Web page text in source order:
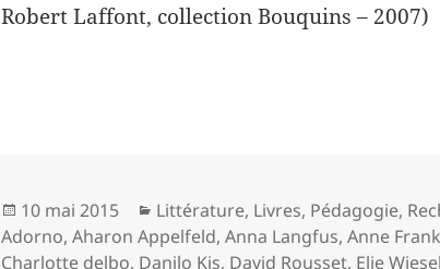
Robert Laffont, collection Bouquins – 2007)
Publié
le
10 mai 2015 Catégories
Littérature, Livres, Pédagogie,
Adorno,Aharon Appelfeld,Anna Langfus,Anne Frank
Charlotte delbo, Danilo Kis, David Rousset, Elie Wiesel